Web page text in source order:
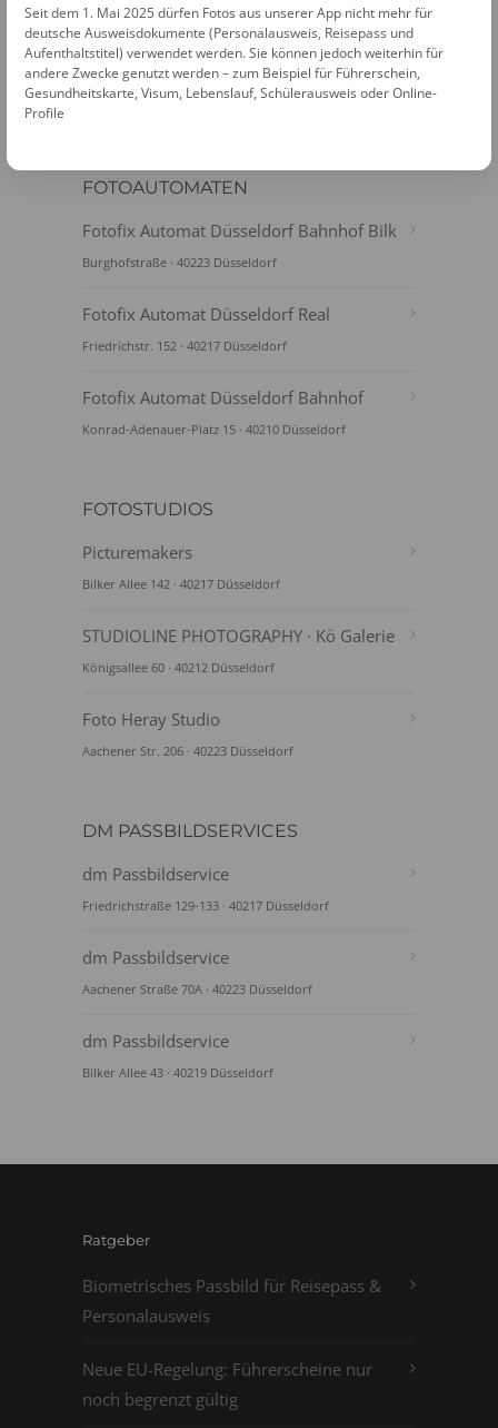
FOTOAUTOMATEN
Fotofix Automat Düsseldorf Bahnhof Bilk
Burghofstraße · 40223 Düsseldorf
Fotofix Automat Düsseldorf Real
Friedrichstr. 152 · 40217 Düsseldorf
Fotofix Automat Düsseldorf Bahnhof
Konrad-Adenauer-Platz 15 · 40210 Düsseldorf
FOTOSTUDIOS
Picturemakers
Bilker Allee 142 · 40217 Düsseldorf
STUDIOLINE PHOTOGRAPHY · Kö Galerie
Königsallee 60 · 40212 Düsseldorf
Foto Heray Studio
Aachener Str. 206 · 40223 Düsseldorf
DM PASSBILDSERVICES
dm Passbildservice
Friedrichstraße 129-133 · 40217 Düsseldorf
dm Passbildservice
Aachener Straße 70A · 40223 Düsseldorf
dm Passbildservice
Bilker Allee 43 · 40219 Düsseldorf
Ratgeber
Biometrisches Passbild für Reisepass &
Personalausweis
Neue EU-Regelung: Führerscheine nur
noch begrenzt gültig
Seit dem 1. Mai 2025 dürfen Fotos aus unserer App nicht mehr für
deutsche Ausweisdokumente (Personalausweis, Reisepass und
Aufenthaltstitel) verwendet werden. Sie können jedoch weiterhin für
andere Zwecke genutzt werden – zum Beispiel für Führerschein,
Gesundheitskarte, Visum, Lebenslauf, Schülerausweis oder Online-
Profile